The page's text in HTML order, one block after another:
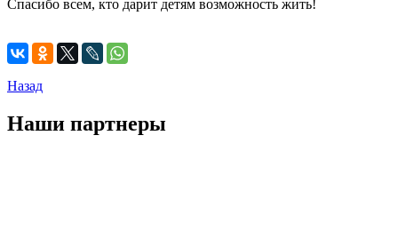
Спасибо всем, кто дарит детям возможность жить!
Назад
Наши партнеры